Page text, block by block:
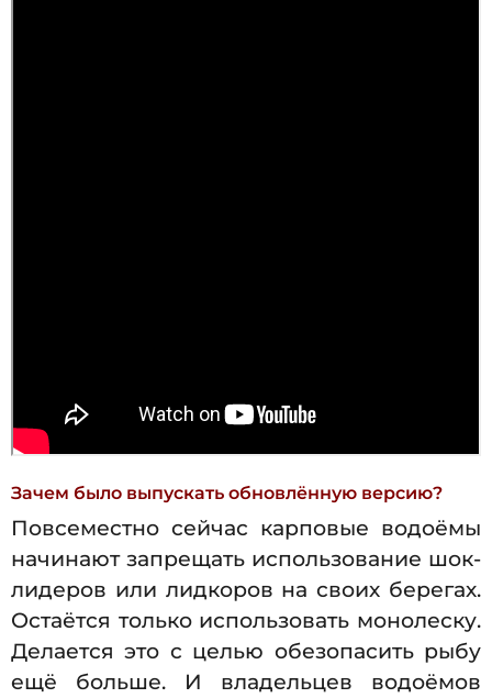
Зачем было выпускать обновлённую версию?
Повсеместно сейчас карповые водоёмы
начинают запрещать использование шок-
лидеров или лидкоров на своих берегах.
Остаётся только использовать монолеску.
Делается это с целью обезопасить рыбу
ещё больше. И владельцев водоёмов